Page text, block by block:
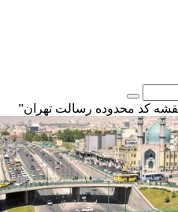
محدوده رسالت تهران”